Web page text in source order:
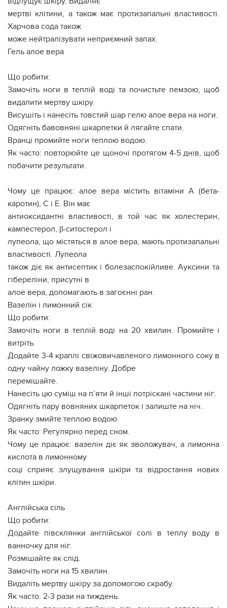
мертві клітини, а також має протизапальні властивості.
Харчова сода також
може нейтралізувати неприємний запах.
Гель алое вера
Що робити:
Замочіть ноги в теплій воді та почистьте пемзою, щоб
видалити мертву шкіру.
Висушіть і нанесіть товстий шар гелю алое вера на ноги.
Одягніть бавовняні шкарпетки й лягайте спати.
Вранці промийте ноги теплою водою.
Як часто: повторюйте це щоночі протягом 4-5 днів, щоб
побачити результати.
Чому це працює: алое вера містить вітаміни А (бета-
каротин), С і Е. Він має
антиоксидантні властивості, в той час як холестерин,
кампестерол, β-ситостерол і
лупеола, що містяться в алое вера, мають протизапальні
властивості. Лупеола
також діє як антисептик і болезаспокійливе. Ауксини та
гібереліни, присутні в
алое вера, допомагають в загоєнні ран.
Вазелін і лимонний сік
Що робити:
Замочіть ноги в теплій воді на 20 хвилин. Промийте і
витріть.
Додайте 3-4 краплі свіжовичавленого лимонного соку в
одну чайну ложку вазеліну. Добре
перемішайте.
Нанесіть цю суміш на п’яти й інші потріскані частини ніг.
Одягніть пару вовняних шкарпеток і залиште на ніч.
Зранку змийте теплою водою.
Як часто: Регулярно перед сном.
Чому це працює: вазелін діє як зволожувач, а лимонна
кислота в лимонному
соці сприяє злущування шкіри та відростання нових
клітин шкіри.
Англійська сіль
Що робити:
Додайте півсклянки англійської солі в теплу воду в
ванночку для ніг.
Розмішайте як слід.
Замочіть ноги на 15 хвилин.
Видаліть мертву шкіру за допомогою скрабу.
Як часто: 2-3 рази на тиждень.